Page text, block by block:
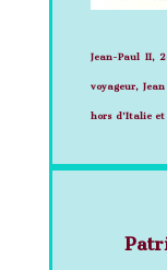
Jean-Paul II,
voyageur,
hors d’Italie